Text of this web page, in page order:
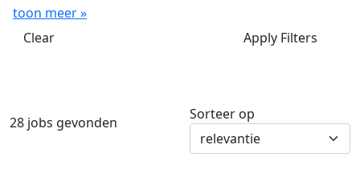
toon meer »
Clear
Apply Filters
28 jobs gevonden Sorteer op